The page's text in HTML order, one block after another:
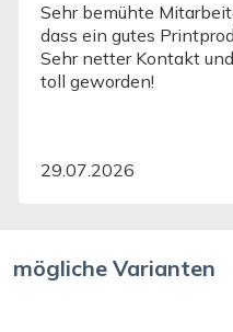
Sehr bemühte
dass ein gutes
Sehr netter Kontakt
toll geworden!
29.07.2026
mögliche Varianten